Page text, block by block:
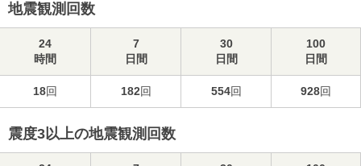
地震観測回数
24
時間
7
日間
30
日間
100
日間
18回 182回 554回 928回
震度3以上の地震観測回数